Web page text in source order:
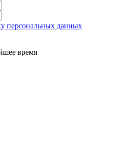
персональных данных
время